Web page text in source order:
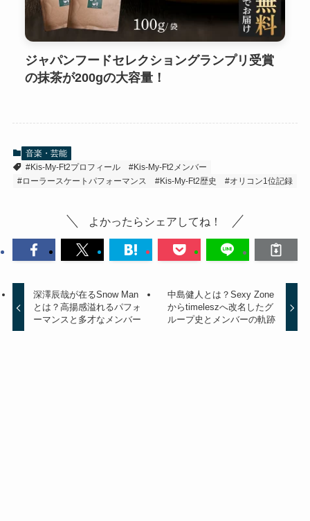
ジャパンフードセレクショングランプリ受賞
の抹茶が200gの大容量！
音楽・芸能
#Kis-My-Ft2プロフィール
#Kis-My-Ft2メンバー
#ローラースケートパフォーマンス
#Kis-My-Ft2歴史 #オリコン1位記録
よかったらシェアしてね！
深澤辰哉が在るSnow Man
とは？高揚感溢れるパフォ
ーマンスと多才なメンバー
中島健人とは？Sexy Zone
からtimeleszへ改名したグ
ループ史とメンバーの軌跡